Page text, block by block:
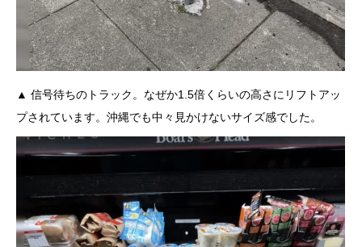
▲ 信号待ちのトラック。なぜか1.5倍くらいの高さにリフトアッ
プされています。沖縄でも中々見かけないサイズ感でした。